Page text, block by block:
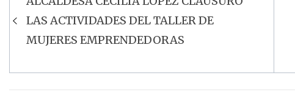
Navegación
de
entradas
LAS ACTIVIDADES DEL TALLER DE
MUJERES EMPRENDEDORAS